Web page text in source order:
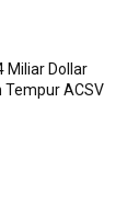
Miliar Dollar
Tempur ACSV